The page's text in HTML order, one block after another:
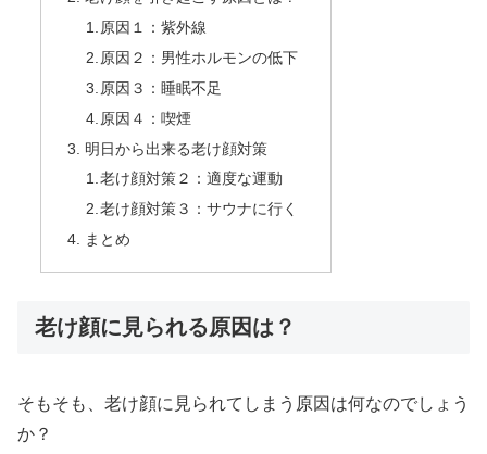
原因１：紫外線
原因２：男性ホルモンの低下
原因３：睡眠不足
原因４：喫煙
明日から出来る老け顔対策
老け顔対策２：適度な運動
老け顔対策３：サウナに行く
まとめ
老け顔に見られる原因は？
そもそも、老け顔に見られてしまう原因は何なのでしょう
か？